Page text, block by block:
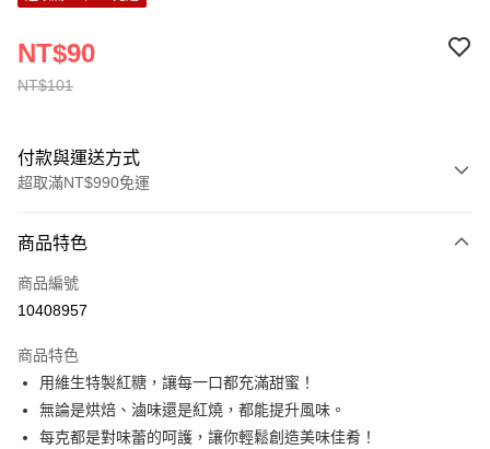
NT$101
NT$90
付款與運送方式
超取滿NT$990免運
信用卡一次付款
超商取貨付款
Apple Pay
街口支付
商品特色
商品編號
10408957
商品特色
用維生特製紅糖，讓每一口都充滿甜蜜！
無論是烘焙、滷味還是紅燒，都能提升風味。
每克都是對味蕾的呵護，讓你輕鬆創造美味佳肴！